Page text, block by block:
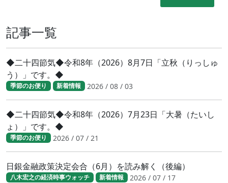
記事一覧
◆二十四節気◆令和8年（2026）8月7日「立秋（りっしゅ
う）」です。◆
季節のお便り 新着情報 2026 / 08 / 03
◆二十四節気◆令和8年（2026）7月23日「大暑（たいし
ょ）」です。◆
季節のお便り 2026 / 07 / 21
日銀金融政策決定会合（6月）を読み解く（後編）
八木宏之の経済時事ウォッチ 新着情報 2026 / 07 / 17